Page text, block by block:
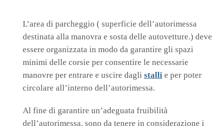
L’area di parcheggio ( superficie dell’autorimessa
destinata alla manovra e sosta delle autovetture.) deve
essere organizzata in modo da garantire gli spazi
minimi delle corsie per consentire le necessarie
manovre per entrare e uscire dagli stalli e per poter
circolare all’interno dell’autorimessa.
Al fine di garantire un’adeguata fruibilità
dell’autorimessa, sono da tenere in considerazione i